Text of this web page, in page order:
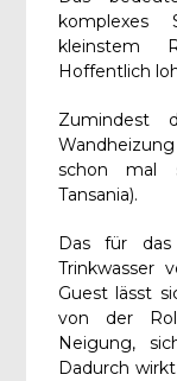
komplexes
kleinstem
Hoffentlich
Zumindest
schon mal
Tansania).
Das für das
Trinkwasser
Guest lässt
von der
Neigung,
Dadurch